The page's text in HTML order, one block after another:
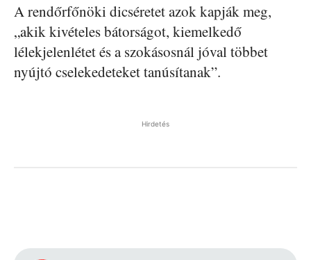
A rendőrfőnöki dicséretet azok kapják meg,
„akik kivételes bátorságot, kiemelkedő
lélekjelenlétet és a szokásosnál jóval többet
nyújtó cselekedeteket tanúsítanak”.
Hirdetés